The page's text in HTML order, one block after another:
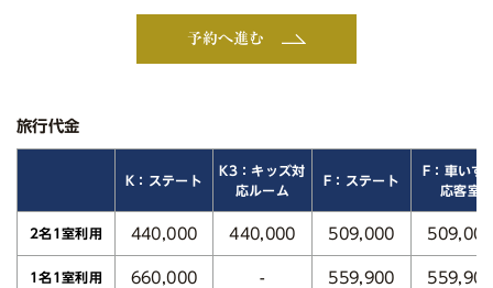
予約へ進む
旅行代金
K：ステート
K3：キッズ対
応ルーム
F：ステート
F：車いす
応客室
2名1室利用 440,000 440,000 509,000 509,000
1名1室利用 660,000 - 559,900 559,900